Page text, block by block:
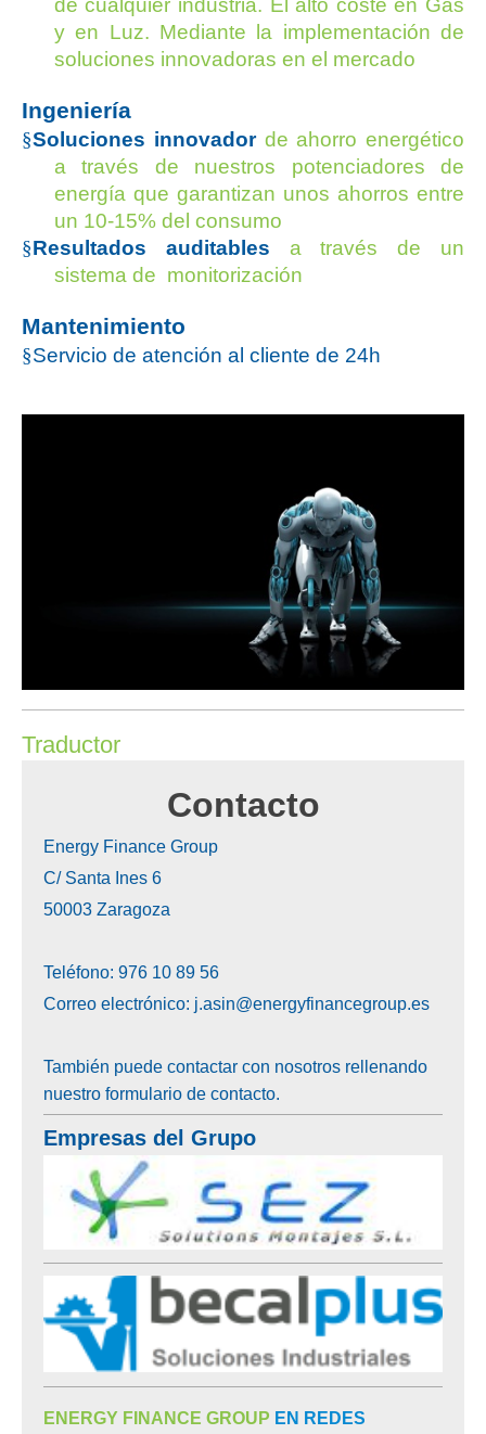
y en Luz. Mediante la implementación de
soluciones innovadoras en el mercado
Ingeniería
§Soluciones innovador de ahorro energético
a través de nuestros potenciadores de
energía que garantizan unos ahorros entre
un 10-15% del consumo
§Resultados auditables
a través de un
sistema de monitorización
Mantenimiento
§Servicio de atención al cliente de 24h
Traductor
Contacto
Energy Finance Group
C/ Santa Ines 6
50003 Zaragoza
Teléfono: 976 10 89 56
Correo electrónico: j.asin@energyfinancegroup.es
También puede contactar con nosotros rellenando
nuestro formulario de contacto.
Empresas del Grupo
ENERGY FINANCE GROUP EN REDES